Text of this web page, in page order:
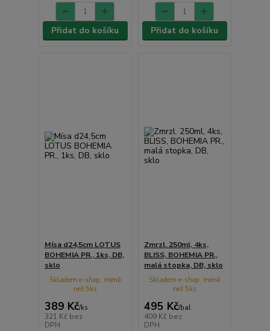
Přidat do košíku Přidat do košíku
Mísa d24,5cm LOTUS
BOHEMIA PR., 1ks, DB,
sklo
389 Kč/ks
321 Kč bez
DPH
Skladem e-shop, méně
než 5ks
Zmrzl. 250ml, 4ks,
BLISS, BOHEMIA PR.,
malá stopka, DB, sklo
495 Kč/bal
409 Kč bez
DPH
Skladem e-shop, méně
než 5ks